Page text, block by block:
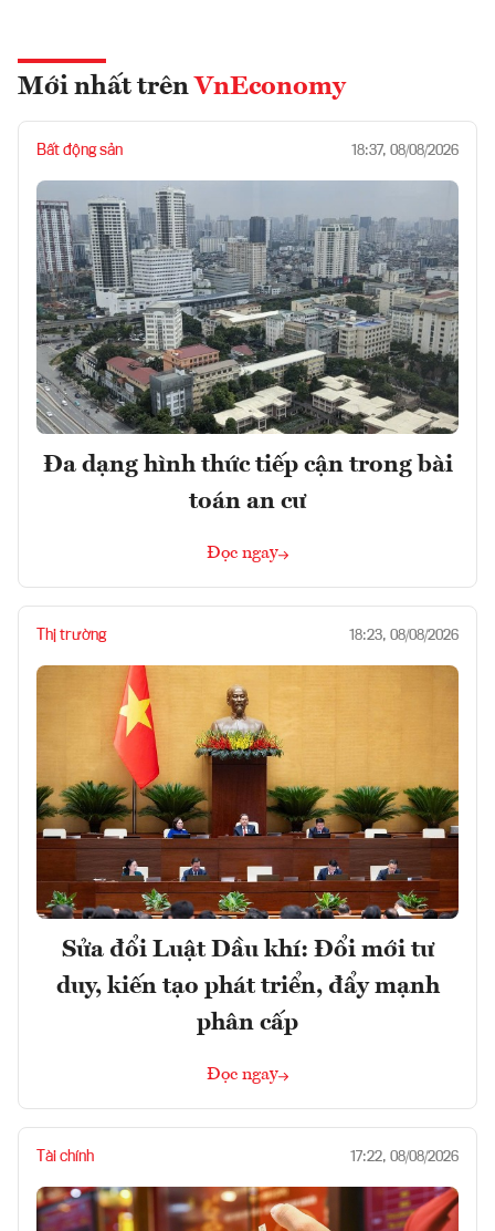
Mới nhất trên VnEconomy
Bất động sản 18:37, 08/08/2026
Đa dạng hình thức tiếp cận trong bài
toán an cư
Đọc ngay
Thị trường 18:23, 08/08/2026
Sửa đổi Luật Dầu khí: Đổi mới tư
duy, kiến tạo phát triển, đẩy mạnh
phân cấp
Đọc ngay
Tài chính 17:22, 08/08/2026